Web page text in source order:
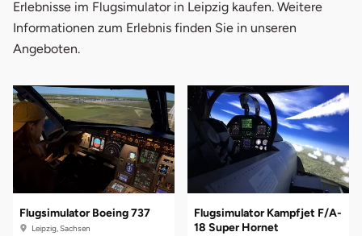
Erlebnisse im Flugsimulator in Leipzig kaufen. Weitere
Informationen zum Erlebnis finden Sie in unseren
Angeboten.
Flugsimulator Boeing 737
Leipzig, Sachsen
Flugsimulator Kampfjet F/A-
18 Super Hornet